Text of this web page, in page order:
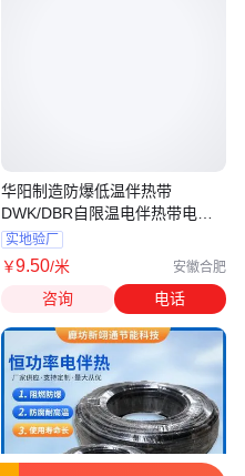
华阳制造防爆低温伴热带
DWK/DBR自限温电伴热带电加
热带电热带220
实地验厂
￥9.50/米 安徽合肥
咨询 电话